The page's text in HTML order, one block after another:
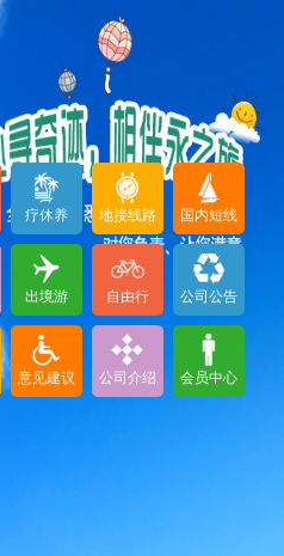
疗休养 地接线路 国内短线
出境游 自由行 公司公告
意见建议 公司介绍 会员中心